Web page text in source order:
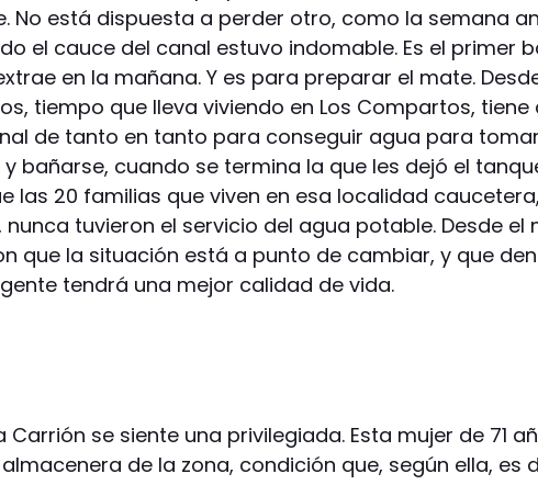
No está dispuesta a perder otro, como la semana
el cauce del canal estuvo indomable. Es el primer
en la mañana. Y es para preparar el mate.
tiempo que lleva viviendo en Los Compartos, tiene
de tanto en tanto para conseguir agua para
y bañarse, cuando se termina la que les dejó el
las 20 familias que viven en esa localidad
nunca tuvieron el servicio del agua potable. Desde el
que la situación está a punto de cambiar, y que
tendrá una mejor calidad de vida.
Carrión se siente una privilegiada. Esta mujer de 71
de la zona, condición que, según ella, es